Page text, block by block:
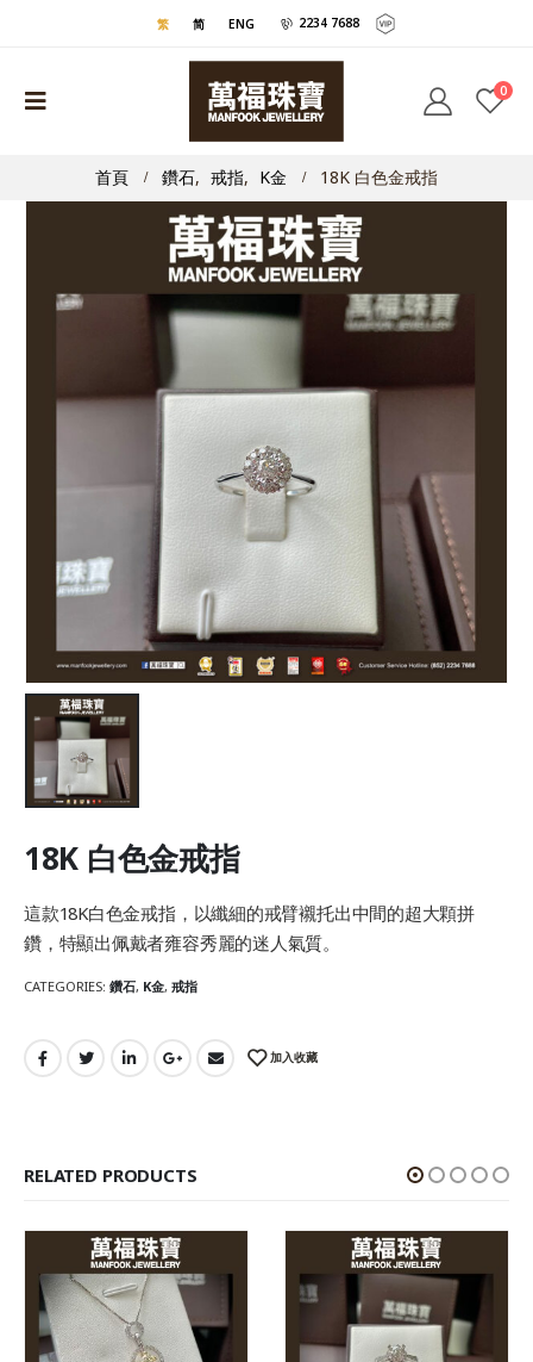
繁 简 ENG 2234 7688
0
首頁 鑽石, 戒指, K金 18K 白色金戒指
18K 白色金戒指
這款18K白色金戒指，以纖細的戒臂襯托出中間的超大顆拼
鑽，特顯出佩戴者雍容秀麗的迷人氣質。
CATEGORIES: 鑽石, K金, 戒指
加入收藏
RELATED PRODUCTS